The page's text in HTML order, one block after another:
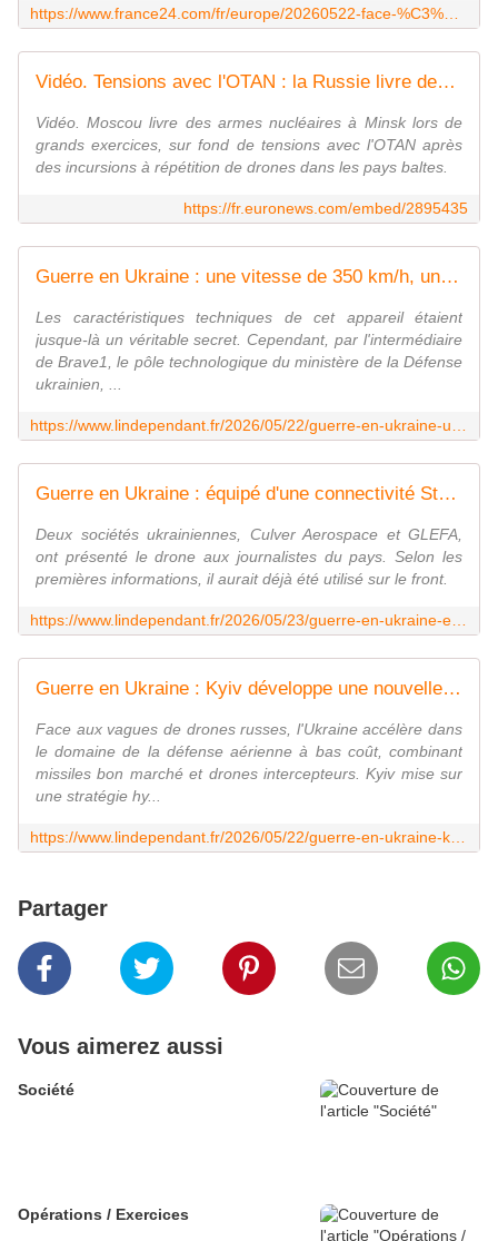
Vidéo. Tensions avec l'OTAN : la Russie livre des têtes nucléaires au Bélarus
Vidéo. Moscou livre des armes nucléaires à Minsk lors de
grands exercices, sur fond de tensions avec l'OTAN après
des incursions à répétition de drones dans les pays baltes.
https://fr.euronews.com/embed/2895435
Guerre en Ukraine : une vitesse de 350 km/h, un rayon d'action de 40 km... Fléau des Shahed russes, le drone intercepteur ukrainien Litavr dévoile ses secrets
Les caractéristiques techniques de cet appareil étaient
jusque-là un véritable secret. Cependant, par l'intermédiaire
de Brave1, le pôle technologique du ministère de la Défense
ukrainien, ...
Guerre en Ukraine : équipé d'une connectivité Starlink, il possède une ogive de 75 kg... L'Ukraine dévoile le drone " Behemoth" qui ressemble étrangement au Shahed russe
Deux sociétés ukrainiennes, Culver Aerospace et GLEFA,
ont présenté le drone aux journalistes du pays. Selon les
premières informations, il aurait déjà été utilisé sur le front.
Guerre en Ukraine : Kyiv développe une nouvelle génération de missiles low cost et de drones de frappe "Middle Strike" à 200 km pour contrer les Shahed russes
Face aux vagues de drones russes, l'Ukraine accélère dans
le domaine de la défense aérienne à bas coût, combinant
missiles bon marché et drones intercepteurs. Kyiv mise sur
une stratégie hy...
Partager
Vous aimerez aussi
Société
Opérations / Exercices